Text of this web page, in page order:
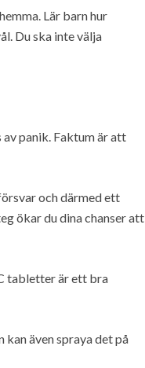
Lär barn hur
Du ska inte välja
panik. Faktum är att
och därmed ett
ökar du dina chanser att
tabletter är ett bra
även spraya det på